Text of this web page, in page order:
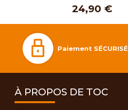
24,90 €
Paiement SÉCURISÉ
À PROPOS DE TOC